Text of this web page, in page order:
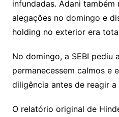
infundadas. Adani também
alegações no domingo e
holding no exterior era
No domingo, a SEBI pediu
permanecessem calmos e
diligência antes de reagir
O relatório original de